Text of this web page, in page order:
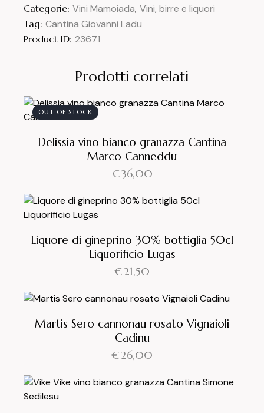
Categorie: Vini Mamoiada, Vini, birre e liquori
Tag: Cantina Giovanni Ladu
Product ID: 23671
Prodotti correlati
OUT OF STOCK
Delissia vino bianco granazza Cantina
Marco Canneddu
€36,00
Liquore di gineprino 30% bottiglia 50cl
Liquorificio Lugas
€21,50
Martis Sero cannonau rosato Vignaioli
Cadinu
€26,00